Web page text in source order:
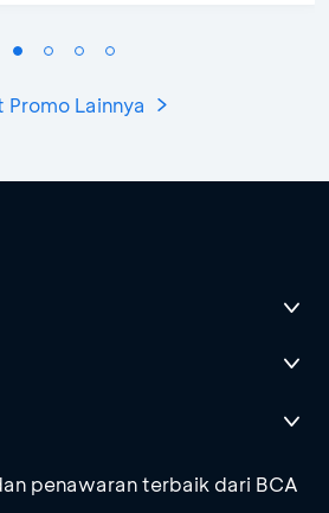
Promo Lainnya
penawaran terbaik dari BCA